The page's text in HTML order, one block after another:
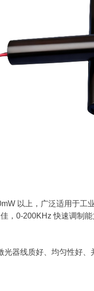
以上，广泛适用于工
，0-200KHz 快速调制
器线质好、均匀性好、